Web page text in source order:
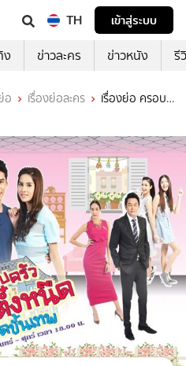
TH
เข้าสู่ระบบ
ง ข่าวละคร ข่าวหนัง รี
อ เรื่องย่อละคร
เรื่องย่อ ครอบ